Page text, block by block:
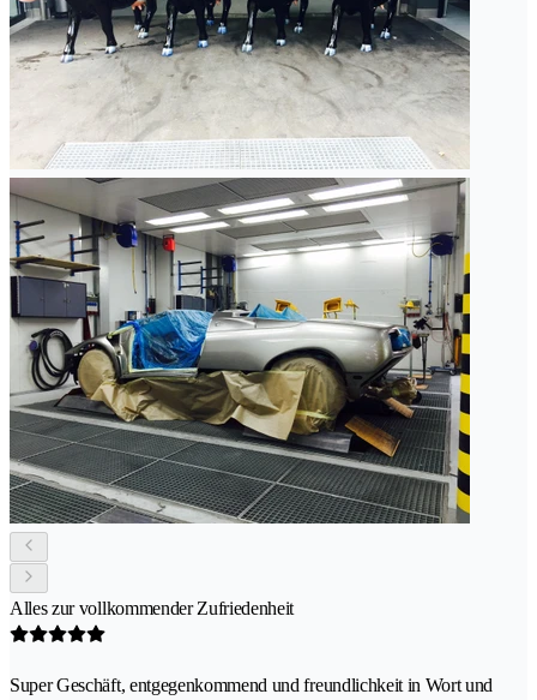
Alles zur vollkommender Zufriedenheit
Super Geschäft, entgegenkommend und freundlichkeit in Wort und